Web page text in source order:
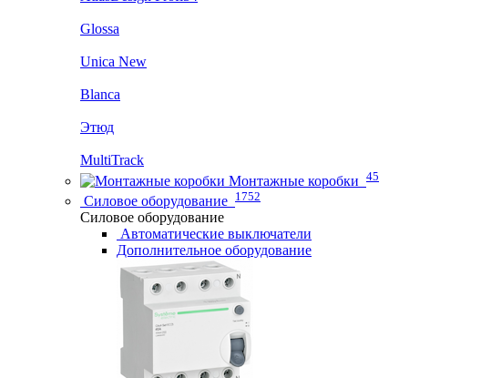
Glossa
Unica New
Blanca
Этюд
MultiTrack
Монтажные коробки 45
Силовое оборудование 1752
Силовое оборудование
Автоматические выключатели
Дополнительное оборудование